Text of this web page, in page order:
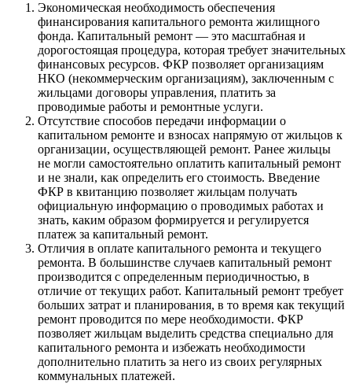
Экономическая необходимость обеспечения
финансирования капитального ремонта жилищного
фонда. Капитальный ремонт — это масштабная и
дорогостоящая процедура, которая требует значительных
финансовых ресурсов. ФКР позволяет организациям
НКО (некоммерческим организациям), заключенным с
жильцами договоры управления, платить за
проводимые работы и ремонтные услуги.
Отсутствие способов передачи информации о
капитальном ремонте и взносах напрямую от жильцов к
организации, осуществляющей ремонт. Ранее жильцы
не могли самостоятельно оплатить капитальный ремонт
и не знали, как определить его стоимость. Введение
ФКР в квитанцию позволяет жильцам получать
официальную информацию о проводимых работах и
знать, каким образом формируется и регулируется
платеж за капитальный ремонт.
Отличия в оплате капитального ремонта и текущего
ремонта. В большинстве случаев капитальный ремонт
производится с определенным периодичностью, в
отличие от текущих работ. Капитальный ремонт требует
больших затрат и планирования, в то время как текущий
ремонт проводится по мере необходимости. ФКР
позволяет жильцам выделить средства специально для
капитального ремонта и избежать необходимости
дополнительно платить за него из своих регулярных
коммунальных платежей.